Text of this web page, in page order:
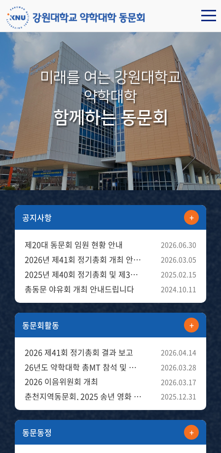
미래를 여는 강원대학교
약학대학
함께하는 동문회
공지사항 +
제20대 동문회 임원 현황 안내 2026.06.30
2026년 제41회 정기총회 개최 안내드립니다 2026.03.05
2025년 제40회 정기총회 및 제3회 총동문 골프대회 개최 2025.02.15
총동문 야유회 개최 안내드립니다 2024.10.11
동문회활동 +
2026 제41회 정기총회 결과 보고 2026.04.14
26년도 약학대학 총MT 참석 및 후원금전달 2026.03.28
2026 이음위원회 개최 2026.03.17
춘천지역동문회, 2025 송년 영화 관람 행사 2025.12.31
동문동정 +